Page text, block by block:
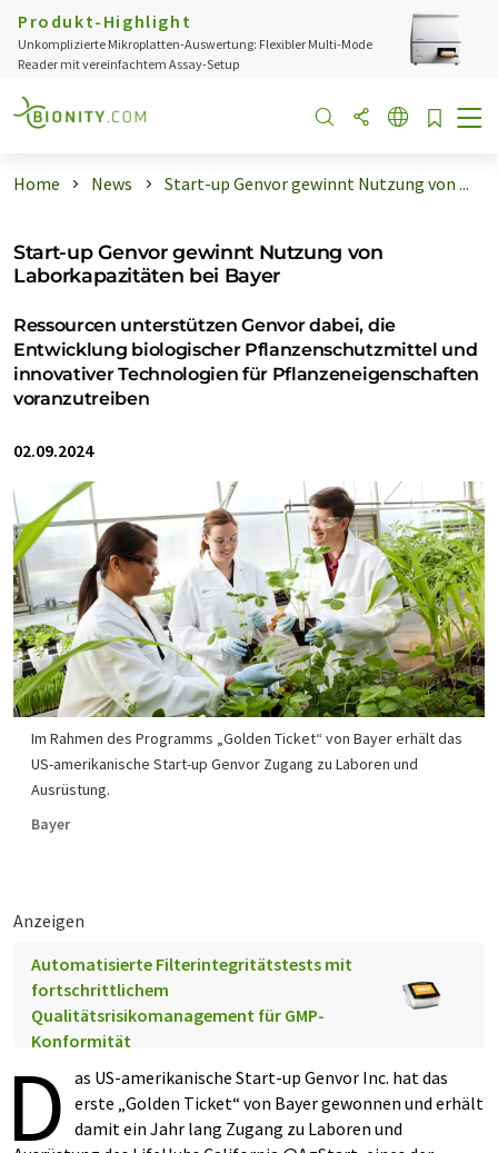
Produkt-Highlight
Unkomplizierte Mikroplatten-Auswertung: Flexibler Multi-Mode
Reader mit vereinfachtem Assay-Setup
Home News Start-up Genvor gewinnt Nutzung von ...
Start-up Genvor gewinnt Nutzung von
Laborkapazitäten bei Bayer
Ressourcen unterstützen Genvor dabei, die
Entwicklung biologischer Pflanzenschutzmittel und
innovativer Technologien für Pflanzeneigenschaften
voranzutreiben
02.09.2024
Im Rahmen des Programms „Golden Ticket“ von Bayer erhält das
US-amerikanische Start-up Genvor Zugang zu Laboren und
Ausrüstung.
Bayer
Anzeigen
Automatisierte Filterintegritätstests mit
fortschrittlichem
Qualitätsrisikomanagement für GMP-
Konformität
D as US-amerikanische Start-up Genvor Inc. hat das
erste „Golden Ticket“ von Bayer gewonnen und erhält
damit ein Jahr lang Zugang zu Laboren und